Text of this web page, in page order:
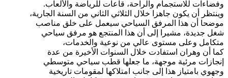
وفضاءات للاستجمام والراحة، قاعات للرياضة والألعاب.
وينتظر أن يكون جاهزا خلال الثلاثي الثاني من السنة الجارية،
موضحا أن هذا المرفق السياحي سيعمل على خلق مناصب
شغل جديدة، مشيرا إلى أن هذا المنتجع هو مرفق سياحي
متكامل وعلى مستوى عالي من نوعية والخدمات،
كما أن وهران استفادت خلال السنوات الأخيرة من عدة
إنجازات مرئية موجهة، ما جعلها قطب سياحي متوسطي
وجهوي بامتياز هذا إلى جانب امتلاكها لمقومات تاريخية